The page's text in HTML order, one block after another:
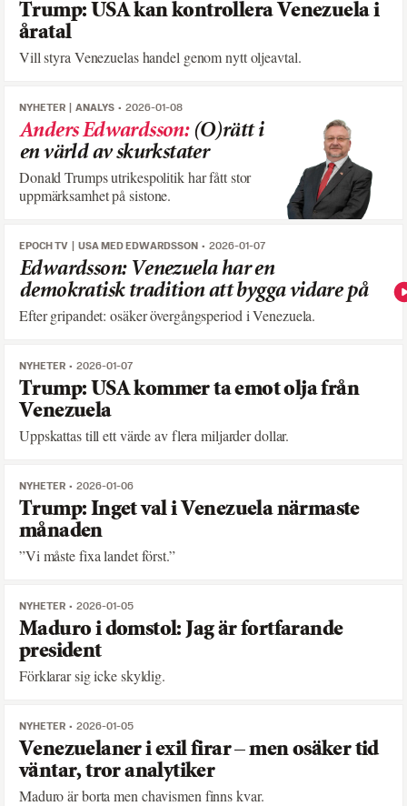
Trump: USA kan kontrollera Venezuela i
åratal
Vill styra Venezuelas handel genom nytt oljeavtal.
NYHETER ANALYS 2026-01-08
Anders Edwardsson: (O)rätt i
en värld av skurkstater
Donald Trumps utrikespolitik har fått stor
uppmärksamhet på sistone.
EPOCH TV USA MED EDWARDSSON 2026-01-07
Edwardsson: Venezuela har en
demokratisk tradition att bygga vidare på
Efter gripandet: osäker övergångsperiod i Venezuela.
NYHETER 2026-01-07
Trump: USA kommer ta emot olja från
Venezuela
Uppskattas till ett värde av flera miljarder dollar.
NYHETER 2026-01-06
Trump: Inget val i Venezuela närmaste
månaden
”Vi måste fixa landet först.”
NYHETER 2026-01-05
Maduro i domstol: Jag är fortfarande
president
Förklarar sig icke skyldig.
NYHETER 2026-01-05
Venezuelaner i exil firar – men osäker tid
väntar, tror analytiker
Maduro är borta men chavismen finns kvar.